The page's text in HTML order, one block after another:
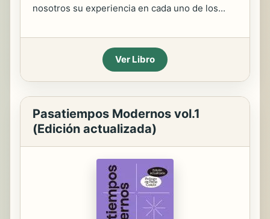
nosotros su experiencia en cada uno de los...
Ver Libro
Pasatiempos Modernos vol.1
(Edición actualizada)